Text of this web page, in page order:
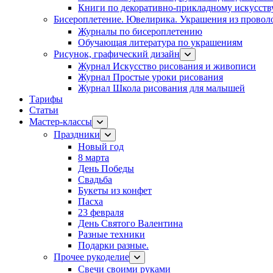
Книги по декоративно-прикладному
Бисероплетение. Ювелирика. Украшения из
Журналы по бисероплетению
Обучающая литература по украшениям
Рисунок, графический дизайн
Журнал Искусство рисования и живописи
Журнал Простые уроки рисования
Журнал Школа рисования для малышей
Тарифы
Статьи
Мастер-классы
Праздники
Новый год
8 марта
День Победы
Свадьба
Букеты из конфет
Пасха
23 февраля
День Святого Валентина
Разные техники
Подарки разные.
Прочее рукоделие
Свечи своими руками